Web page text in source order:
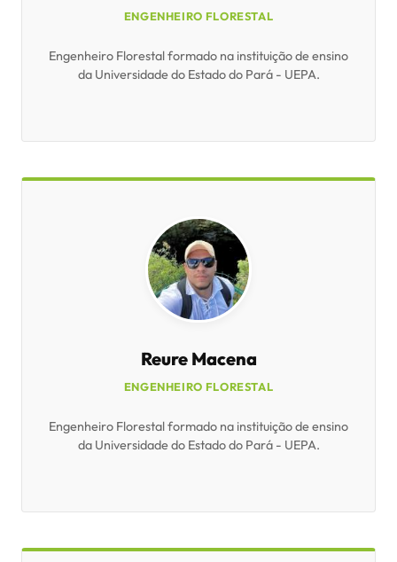
ENGENHEIRO FLORESTAL
Engenheiro Florestal formado na instituição de ensino
da Universidade do Estado do Pará - UEPA.
Reure Macena
ENGENHEIRO FLORESTAL
Engenheiro Florestal formado na instituição de ensino
da Universidade do Estado do Pará - UEPA.